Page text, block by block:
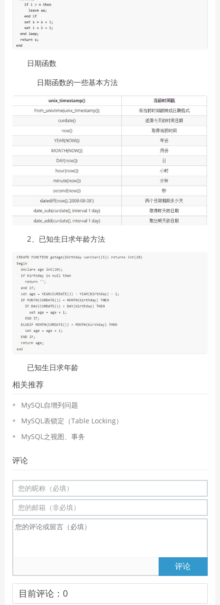
日期函数
日期函数的一些基本方法
2、已知生日求年龄方法
已知生日求年龄
相关推荐
MySQL自增列问题
MySQL表锁定（Table Locking）
MySQL之视图、事务
评论
评论
目前评论： 0